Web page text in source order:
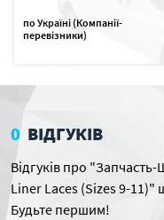
по Україні (Компанії-
перевізники)
0 ВІДГУКІВ
Відгуків про
Liner Laces (Sizes 9-11)"
Будьте першим!